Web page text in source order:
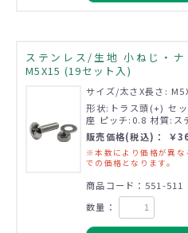
ステンレス/生地 小ねじ・
M5X15 (19セット入)
サイズ/太さX長さ:
形状:トラス頭(+) セ
座 ピッチ:0.8 材質:ス
販売価格(税込)： ￥
※本数により価格が異な
での価格となります。
商品コード：551-511
数量：